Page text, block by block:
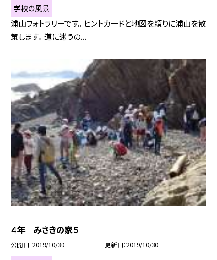
学校の風景
浦山フォトラリーです。 ヒントカードと地図を頼りに浦山を散
策します。 道に迷うの...
４年 みさきの家５
公開日 2019/10/30 更新日 2019/10/30